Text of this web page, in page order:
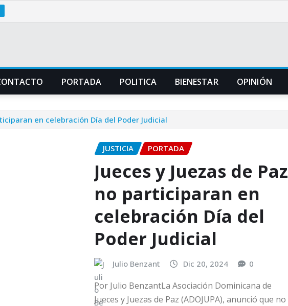
PORTADA POLITICA BIENESTAR OPINIÓN
en celebración Día del Poder Judicial
JUSTICIA PORTADA
Jueces y Juezas de Paz
no participaran en
celebración Día del
Poder Judicial
Julio Benzant Dic 20, 2024 0
Por Julio BenzantLa Asociación Dominicana de
Jueces y Juezas de Paz (ADOJUPA), anunció que no